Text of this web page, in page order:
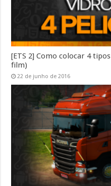
[ETS 2] Como colocar 4
film)
22 de junho de 2016